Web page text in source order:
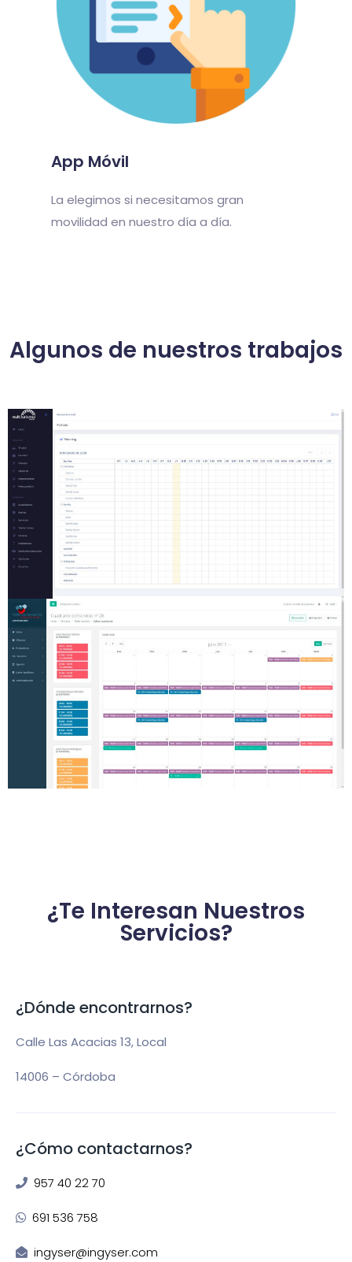
App Móvil
La elegimos si necesitamos gran
movilidad en nuestro día a día.
Algunos de nuestros trabajos
¿Te Interesan Nuestros
Servicios?
¿Dónde encontrarnos?
Calle Las Acacias 13, Local
14006 – Córdoba
¿Cómo contactarnos?
957 40 22 70
691 536 758
ingyser@ingyser.com